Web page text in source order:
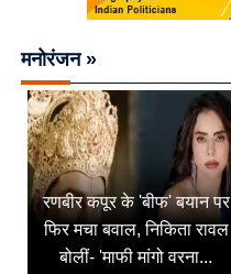
मनोरंजन »
रणबीर कपूर के 'बीफ' बयान पर
फिर मचा बवाल, निकिता रावल
बोलीं- 'माफी मांगो वरना...